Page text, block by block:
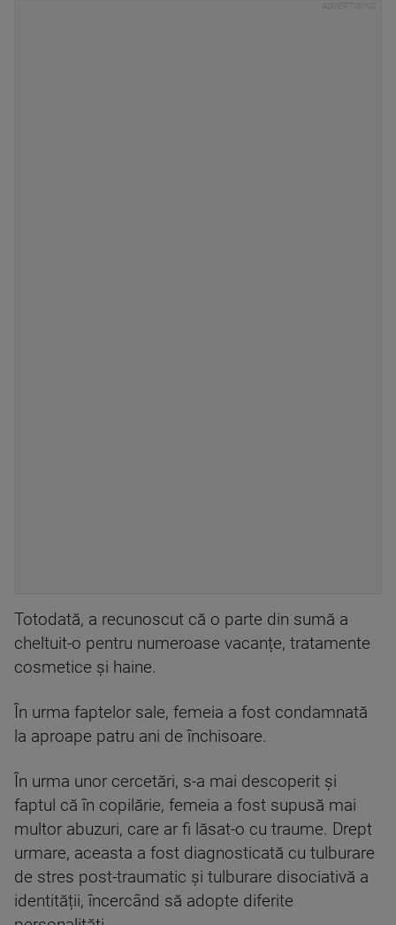
Totodată, a recunoscut că o parte din sumă a
cheltuit-o pentru numeroase vacanțe, tratamente
cosmetice și haine.
În urma faptelor sale, femeia a fost condamnată
la aproape patru ani de închisoare.
În urma unor cercetări, s-a mai descoperit și
faptul că în copilărie, femeia a fost supusă mai
multor abuzuri, care ar fi lăsat-o cu traume. Drept
urmare, aceasta a fost diagnosticată cu tulburare
de stres post-traumatic și tulburare disociativă a
identității, încercând să adopte diferite